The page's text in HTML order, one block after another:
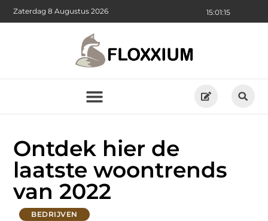
15:01:17
Zaterdag 8 Augustus 2026
Ontdek hier de
laatste woontrends
van 2022
BEDRIJVEN